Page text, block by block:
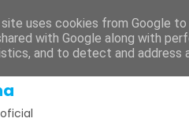
PORTAL DE
uses cookies from Google
with Google along with
and to detect and address